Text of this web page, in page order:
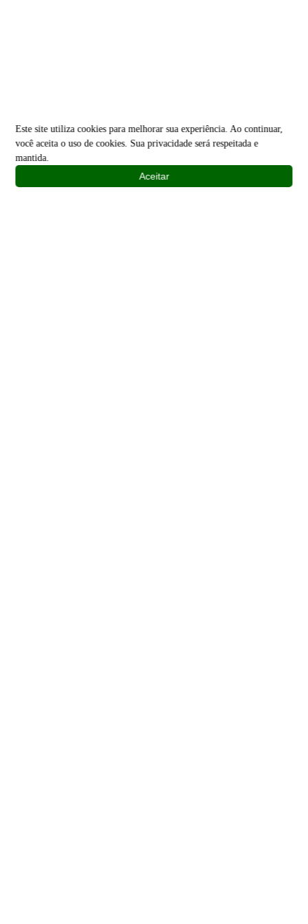
Este site utiliza cookies para melhorar sua experiência. Ao continuar,
você aceita o uso de cookies. Sua privacidade será respeitada e
mantida.
Aceitar